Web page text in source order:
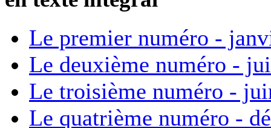
Le premier numéro -
Le deuxième numéro -
Le troisième numéro -
Le quatrième numéro -